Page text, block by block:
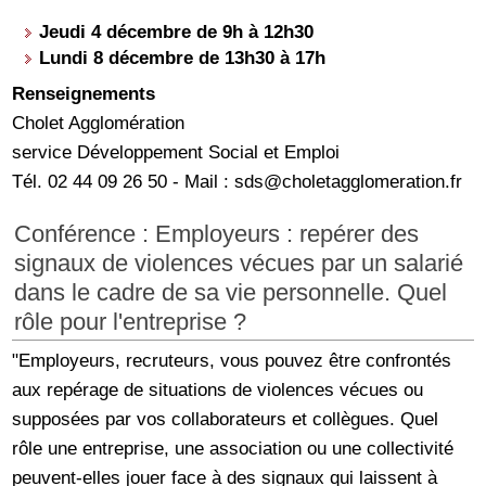
Jeudi 4 décembre de 9h à 12h30
Lundi 8 décembre de 13h30 à 17h
Renseignements
Cholet Agglomération
service Développement Social et Emploi
Tél. 02 44 09 26 50 - Mail : sds@choletagglomeration.fr
Conférence : Employeurs : repérer des
signaux de violences vécues par un salarié
dans le cadre de sa vie personnelle. Quel
rôle pour l'entreprise ?
"Employeurs, recruteurs, vous pouvez être confrontés
aux repérage de situations de violences vécues ou
supposées par vos collaborateurs et collègues. Quel
rôle une entreprise, une association ou une collectivité
peuvent-elles jouer face à des signaux qui laissent à